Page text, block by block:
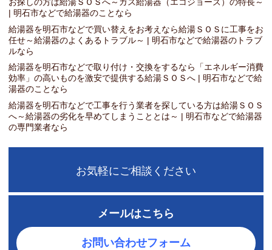
| 明石市などで給湯器のことなら
給湯器を明石市などで買い替えをお考えなら給湯ＳＯＳに工事をお
任せ～給湯器のよくあるトラブル～ | 明石市などで給湯器のトラブ
ルなら
給湯器を明石市などで取り付け・交換をするなら「エネルギー消費
効率」の高いものを激安で提供する給湯ＳＯＳへ | 明石市などで給
湯器のことなら
給湯器を明石市などで工事を行う業者を探している方は給湯ＳＯＳ
へ～給湯器の劣化を早めてしまうこととは～ | 明石市などで給湯器
の専門業者なら
お気軽にご相談ください
メールはこちら
お問い合わせフォーム